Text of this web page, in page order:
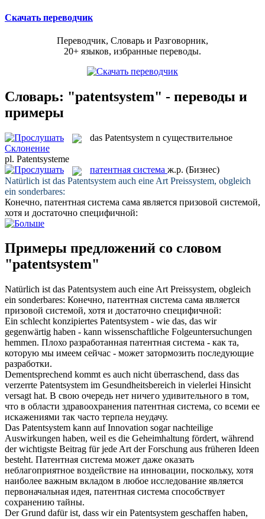
Скачать переводчик
Переводчик, Словарь и Разговорник,
20+ языков, избранные переводы.
Словарь: "patentsystem" - переводы и
примеры
das Patentsystem n существительное
Склонение
pl. Patentsysteme
патентная система ж.р. (Бизнес)
Natürlich ist das Patentsystem auch eine Art Preissystem, obgleich
ein sonderbares:
Конечно, патентная система сама является призовой системой,
хотя и достаточно специфичной:
Примеры предложений со словом
"patentsystem"
Natürlich ist das Patentsystem auch eine Art Preissystem, obgleich
ein sonderbares: Конечно, патентная система сама является
призовой системой, хотя и достаточно специфичной:
Ein schlecht konzipiertes Patentsystem - wie das, das wir
gegenwärtig haben - kann wissenschaftliche Folgeuntersuchungen
hemmen. Плохо разработанная патентная система - как та,
которую мы имеем сейчас - может затормозить последующие
разработки.
Dementsprechend kommt es auch nicht überraschend, dass das
verzerrte Patentsystem im Gesundheitsbereich in vielerlei Hinsicht
versagt hat. В свою очередь нет ничего удивительного в том,
что в области здравоохранения патентная система, со всеми ее
искажениями так часто терпела неудачу.
Das Patentsystem kann auf Innovation sogar nachteilige
Auswirkungen haben, weil es die Geheimhaltung fördert, während
der wichtigste Beitrag für jede Art der Forschung aus früheren Ideen
besteht. Патентная система может даже оказать
неблагоприятное воздействие на инновации, поскольку, хотя
наиболее важным вкладом в любое исследование является
первоначальная идея, патентная система способствует
сохранению тайны.
Der Grund dafür ist, dass wir ein Patentsystem geschaffen haben,